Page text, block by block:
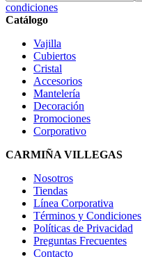
condiciones
Catálogo
Vajilla
Cubiertos
Cristal
Accesorios
Mantelería
Decoración
Promociones
Corporativo
CARMIÑA VILLEGAS
Nosotros
Tiendas
Línea Corporativa
Términos y Condiciones
Políticas de Privacidad
Preguntas Frecuentes
Contacto